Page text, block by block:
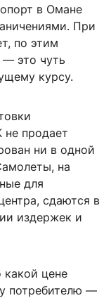
в Омане
При
по этим
— это чуть
курсу.
продает
ни в одной
на
для
сдаются в
издержек и
какой цене
потребителю —